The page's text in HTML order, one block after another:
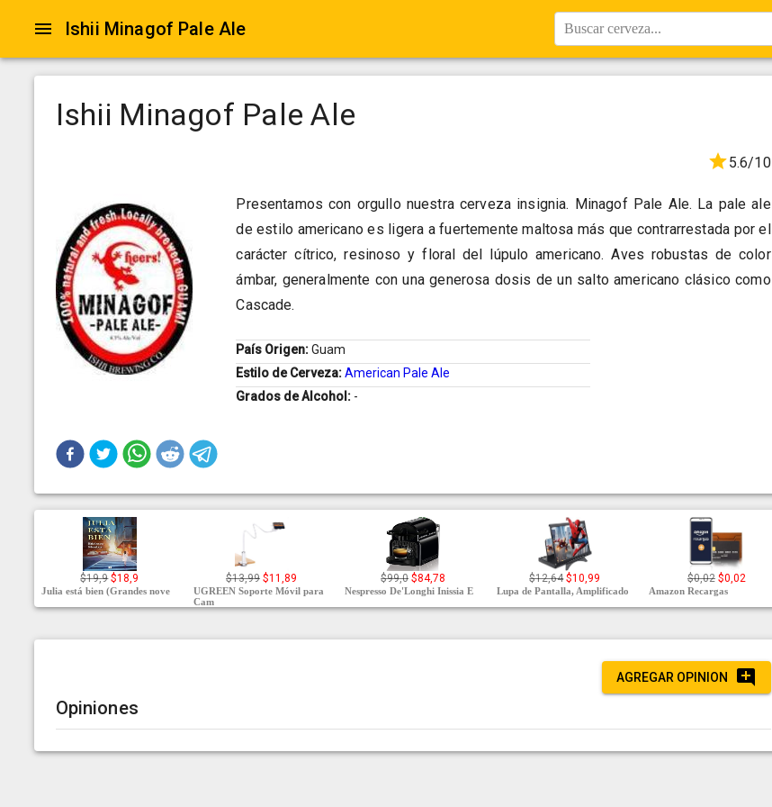
Ishii Minagof Pale Ale Buscar cerveza...
Ishii Minagof Pale Ale
5.6/10
Presentamos con orgullo nuestra cerveza insignia. Minagof Pale Ale. La pale ale
de estilo americano es ligera a fuertemente maltosa más que contrarrestada por el
carácter cítrico, resinoso y floral del lúpulo americano. Aves robustas de color
ámbar, generalmente con una generosa dosis de un salto americano clásico como
Cascade.
País Origen:Guam
Estilo de Cerveza:American Pale Ale
Grados de Alcohol: -
$19,9 $18,9
Julia está bien (Grandes nove
$13,99 $11,89
UGREEN Soporte Móvil para
Cam
$99,0 $84,78
Nespresso De'Longhi Inissia E
$12,64 $10,99
Lupa de Pantalla, Amplificado
$0,02 $0,02
Amazon Recargas
AGREGAR OPINION
Opiniones